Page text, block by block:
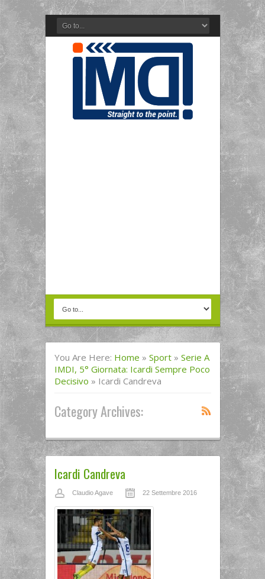
You Are Here: Home » Sport » Serie A
IMDI, 5° Giornata: Icardi Sempre Poco
Decisivo » Icardi Candreva
Category Archives:
Icardi Candreva
Claudio Agave 22 Settembre 2016